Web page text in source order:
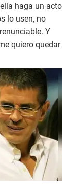
haga un acto
lo usen, no
Y
quiero quedar